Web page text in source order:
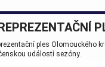
ples Olomouckého
událostí sezóny.